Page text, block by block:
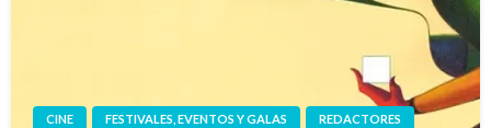
CINE FESTIVALES, EVENTOS Y GALAS REDACTORES